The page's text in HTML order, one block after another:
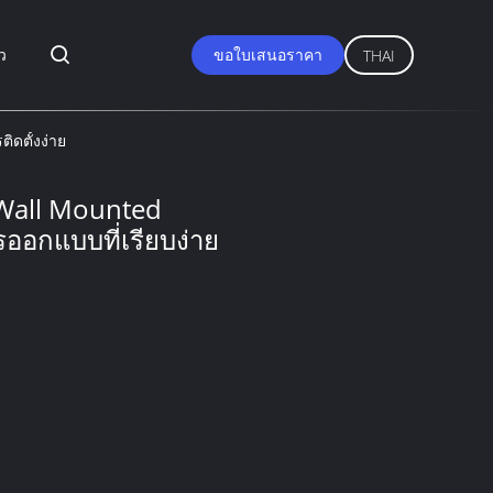
ขอใบเสนอราคา THAI
ดตั้งง่าย
Mounted
อกแบบที่เรียบง่าย